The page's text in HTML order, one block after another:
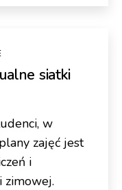
siatki
w
zajęć jest
i
zimowej.